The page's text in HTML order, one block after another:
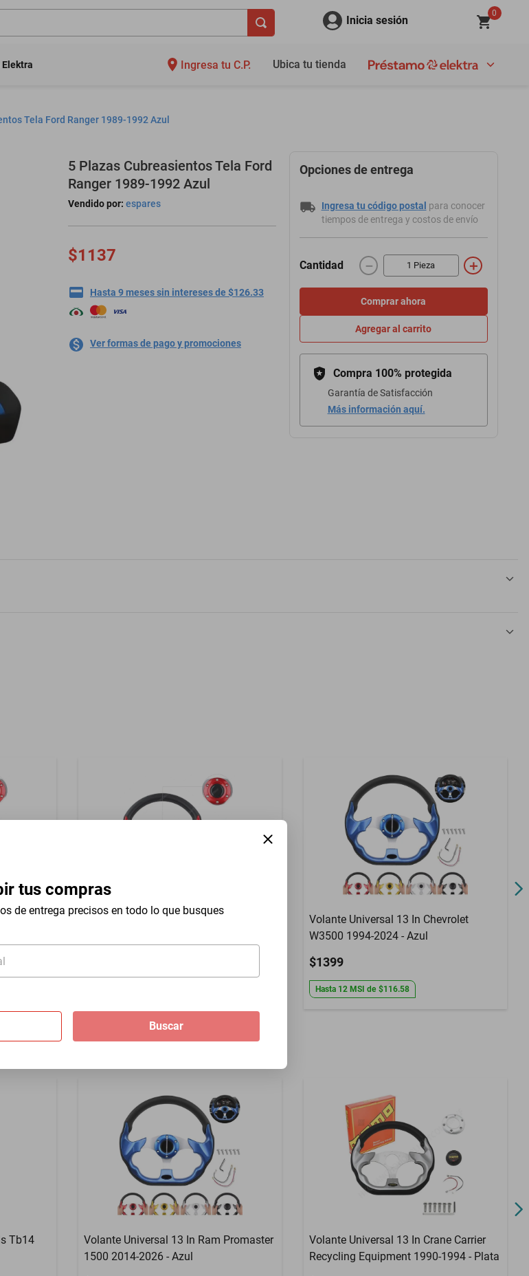
Inicia sesión
0
Ingresa tu C.P.
tus compras
de entrega precisos en todo lo que busques
Buscar
Ubica tu tienda
Tela Ford Ranger 1989-1992 Azul
5 Plazas Cubreasientos Tela Ford
Ranger 1989-1992 Azul
Vendido por: espares
$1137
Hasta 9 meses sin intereses de $126.33
Ver formas de pago y promociones
Opciones de entrega
Ingresa tu código postal para conocer
tiempos de entrega y costos de envío
Cantidad ＋
－
Comprar ahora
Agregar al carrito
Compra 100% protegida
Garantía de Satisfacción
Más información aquí.
Volante Universal 13 In Studebaker M5
Volante Universal 13 In Chevrolet
W3500 1994-2024 - Azul
$1399
Hasta 12 MSI de $116.58
Tb14
Volante Universal 13 In Ram Promaster
1500 2014-2026 - Azul
Volante Universal 13 In Crane Carrier
Recycling Equipment 1990-1994 - Plata